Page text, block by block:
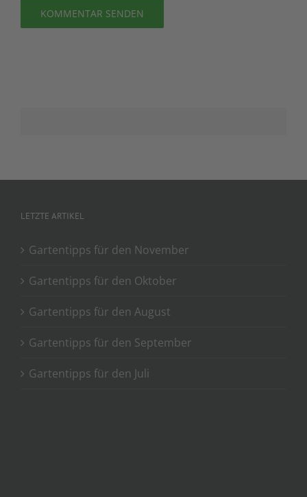
LETZTE ARTIKEL
Gartentipps für den November
Gartentipps für den Oktober
Gartentipps für den August
Gartentipps für den September
Gartentipps für den Juli